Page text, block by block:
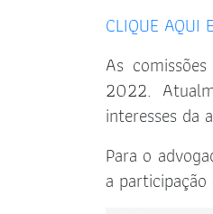
CLIQUE AQUI
As
2022.
interesses da
Para o
a